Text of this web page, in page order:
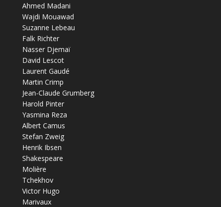
Ahmed Madani
Wajdi Mouawad
Suzanne Lebeau
Falk Richter
Nasser Djemaï
David Lescot
Laurent Gaudé
Martin Crimp
Jean-Claude Grumberg
Harold Pinter
Yasmina Reza
Albert Camus
Stefan Zweig
Henrik Ibsen
Shakespeare
Molière
Tchekhov
Victor Hugo
Marivaux